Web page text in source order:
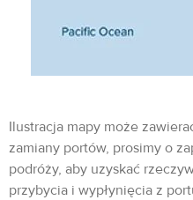
Ilustracja mapy może
zamiany portów, prosimy o
podróży, aby uzyskać
przybycia i wypłynięcia z